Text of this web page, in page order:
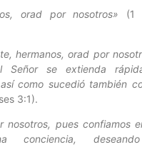
orad por nosotros» (1
hermanos, orad por
Señor se extienda
como sucedió también
3:1).
nosotros, pues confiamos
conciencia, deseando